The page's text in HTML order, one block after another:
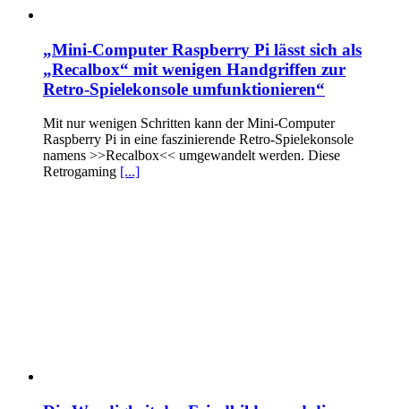
„Mini-Computer Raspberry Pi lässt sich als
„Recalbox“ mit wenigen Handgriffen zur
Retro-Spielekonsole umfunktionieren“
Mit nur wenigen Schritten kann der Mini-Computer
Raspberry Pi in eine faszinierende Retro-Spielekonsole
namens >>Recalbox<< umgewandelt werden. Diese
Retrogaming [...]